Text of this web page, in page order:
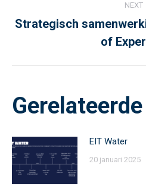
NEXT
Strategisch
of
EIT Water
20 januari 2025